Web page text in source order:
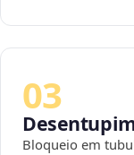
03
Bloqueio em